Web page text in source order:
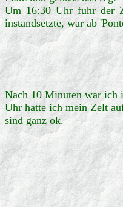
Um 16:30 Uhr fuhr der
instandsetzte, war ab
Nach 10 Minuten war ich
Uhr hatte ich mein Zelt
sind ganz ok.